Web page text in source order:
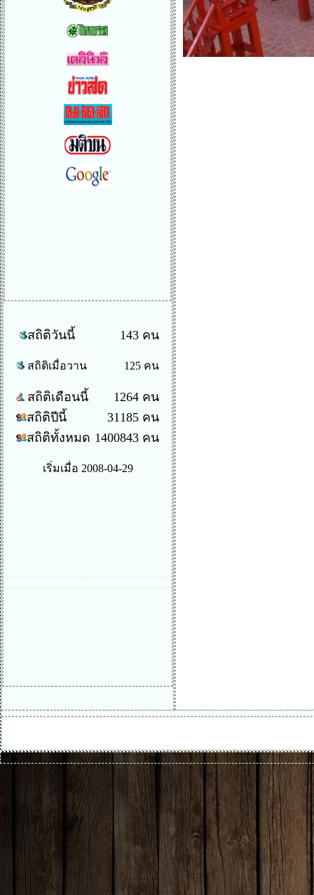
สถิติวันนี้ 143 คน
สถิติเมื่อวาน 125 คน
สถิติเดือนนี้
สถิติปีนี้
สถิติทั้งหมด
1264 คน
31185 คน
1400843 คน
เริ่มเมื่อ 2008-04-29